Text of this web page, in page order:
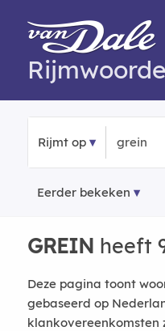
Rijmt op
Eerder bekeken
GREIN heeft
Deze pagina toont
gebaseerd op
klankovereenkomsten